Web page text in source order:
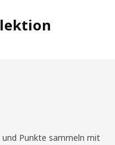
Punkte sammeln mit